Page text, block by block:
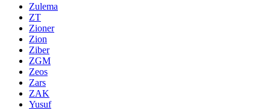
Zulema
ZT
Zioner
Zion
Ziber
ZGM
Zeos
Zars
ZAK
Yusuf